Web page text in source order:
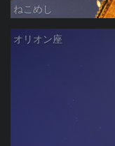
ねこめし
オリオン座